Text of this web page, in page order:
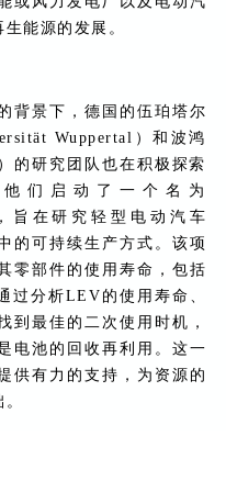
能源的发展。
背景下，德国的伍珀塔尔
Wuppertal）和波鸿
的研究团队也在积极探索
们启动了一个名为
旨在研究轻型电动汽车
的可持续生产方式。该项
零部件的使用寿命，包括
过分析LEV的使用寿命、
到最佳的二次使用时机，
电池的回收再利用。这一
供有力的支持，为资源的